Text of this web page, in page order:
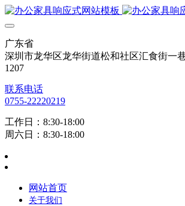
广东省
深圳市龙华区龙华街道松和社区汇食街一
1207
联系电话
0755-22220219
工作日：8:30-18:00
周六日：8:30-18:00
网站首页
关于我们